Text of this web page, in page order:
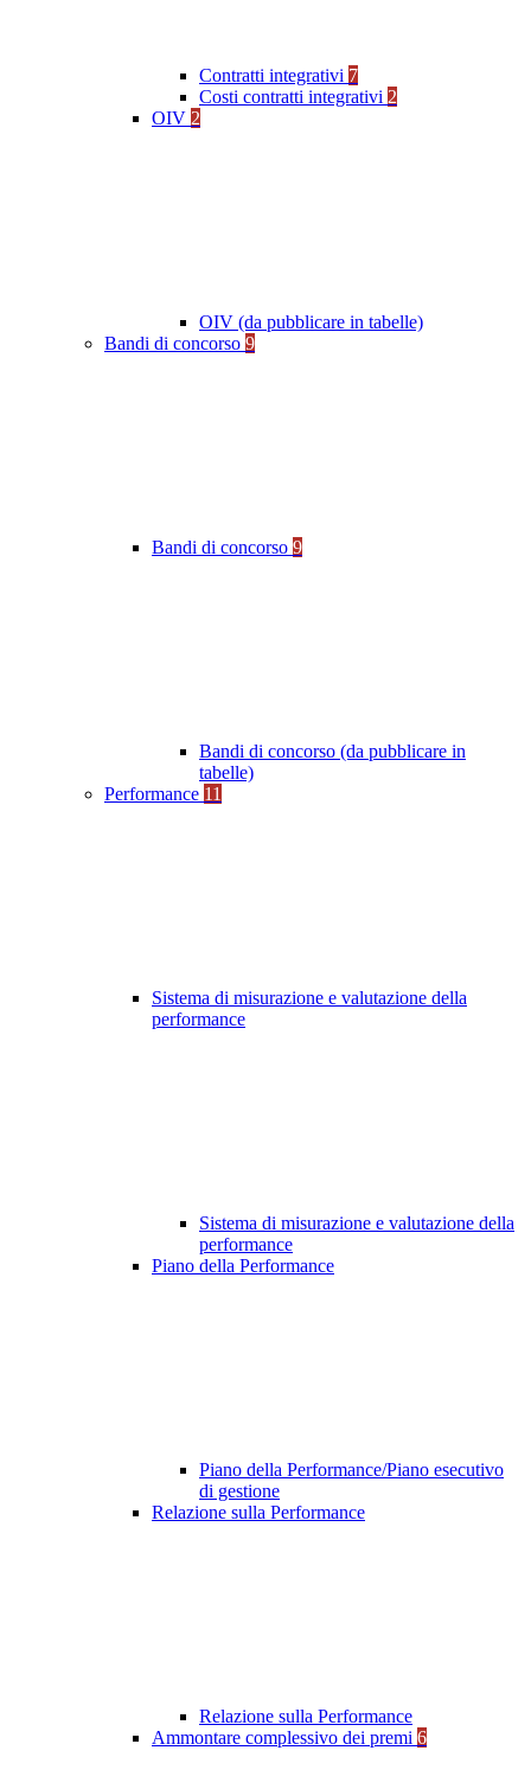
Contratti integrativi 7
Costi contratti integrativi 2
OIV 2
OIV (da pubblicare in tabelle)
Bandi di concorso 9
Bandi di concorso 9
Bandi di concorso (da pubblicare in
tabelle)
Performance 11
Sistema di misurazione e valutazione della
performance
Sistema di misurazione e valutazione della
performance
Piano della Performance
Piano della Performance/Piano esecutivo
di gestione
Relazione sulla Performance
Relazione sulla Performance
Ammontare complessivo dei premi 6